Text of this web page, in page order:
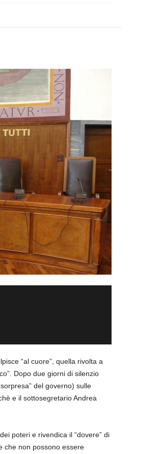
“al cuore”, quella rivolta a
Dopo due giorni di silenzio
del governo) sulle
e il sottosegretario Andrea
poteri e rivendica il “dovere” di
che non possono essere